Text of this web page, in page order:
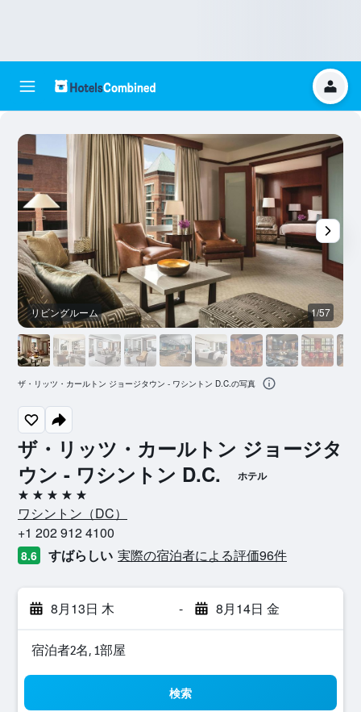
ザ・リッツ・カールトン ジョージタ
ウン - ワシントン D.C.
ホテル
5つ星
ワシントン​（DC​）​
+1 202 912 4100
8.6 すばらしい 実際の宿泊者による評価96​件
8月13日 木 - 8月14日 金
宿泊者2名, 1​部屋
検索
リビングルーム 1/57
ザ・リッツ・カールトン ジョージタウン - ワシントン D.C.の写真